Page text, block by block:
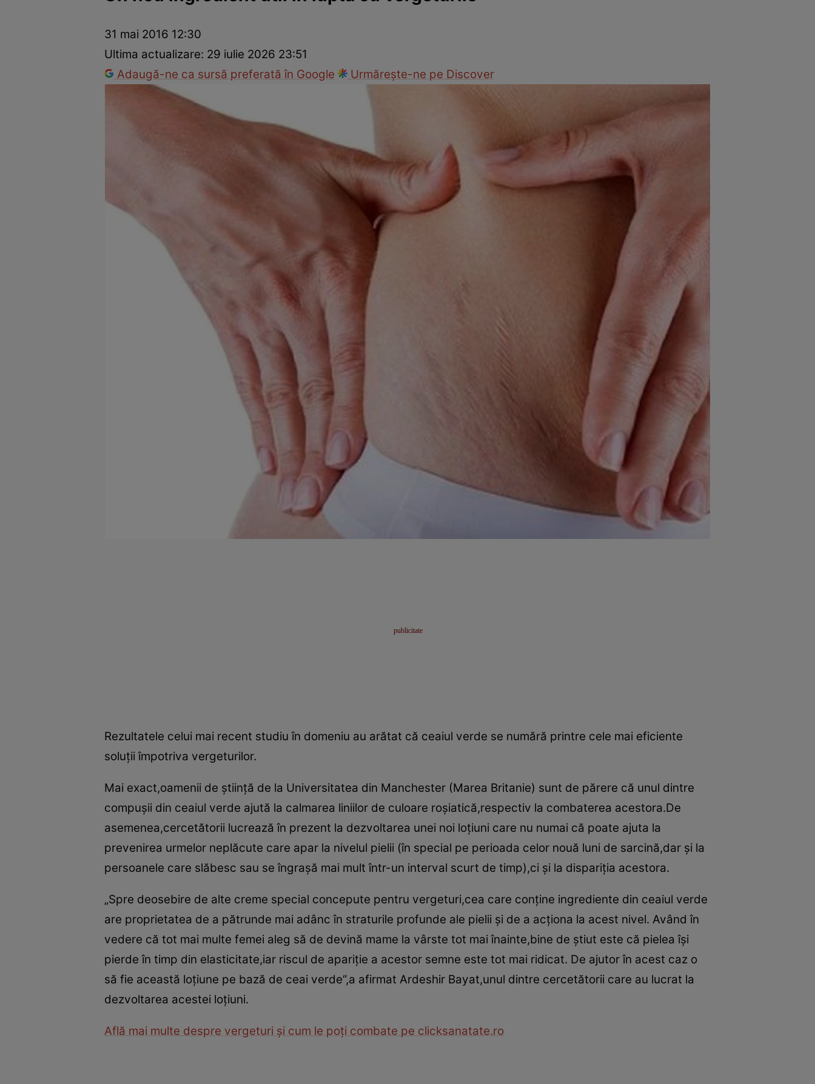
Vedete internaționaleVedete româneștiInterviurile Click!
31 mai 2016 12:30
Ultima actualizare: 29 iulie 2026 23:51
Adaugă-ne ca sursă preferată în Google
Urmărește-ne pe Discover
Rezultatele celui mai recent studiu în domeniu au arătat că ceaiul verde se numără printre cele mai eficiente
soluţii împotriva vergeturilor.
Mai exact,oamenii de ştiinţă de la Universitatea din Manchester (Marea Britanie) sunt de părere că unul dintre
compuşii din ceaiul verde ajută la calmarea liniilor de culoare roşiatică,respectiv la combaterea acestora.De
asemenea,cercetătorii lucrează în prezent la dezvoltarea unei noi loţiuni care nu numai că poate ajuta la
prevenirea urmelor neplăcute care apar la nivelul pielii (în special pe perioada celor nouă luni de sarcină,dar şi la
persoanele care slăbesc sau se îngraşă mai mult într-un interval scurt de timp),ci şi la dispariţia acestora.
„Spre deosebire de alte creme special concepute pentru vergeturi,cea care conţine ingrediente din ceaiul verde
are proprietatea de a pătrunde mai adânc în straturile profunde ale pielii şi de a acţiona la acest nivel. Având în
vedere că tot mai multe femei aleg să de devină mame la vârste tot mai înainte,bine de ştiut este că pielea îşi
pierde în timp din elasticitate,iar riscul de apariţie a acestor semne este tot mai ridicat. De ajutor în acest caz o
să fie această loţiune pe bază de ceai verde“,a afirmat Ardeshir Bayat,unul dintre cercetătorii care au lucrat la
dezvoltarea acestei loţiuni.
Află mai multe despre vergeturi şi cum le poţi combate pe clicksanatate.ro